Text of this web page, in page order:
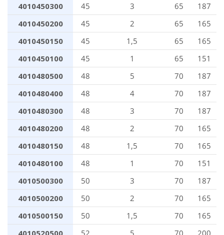
4010450300
45 3 65
187
4010450200
45 2 65
165
4010450150
45 1,5 65
165
4010450100
45 1 65
151
4010480500
48 5 70
187
4010480400
48 4 70
187
4010480300
48 3 70
187
4010480200
48 2 70
165
4010480150
48 1,5 70
165
4010480100
48 1 70
151
4010500300
50 3 70
187
4010500200
50 2 70
165
4010500150
50 1,5 70
165
4010520500
52 5 70
200